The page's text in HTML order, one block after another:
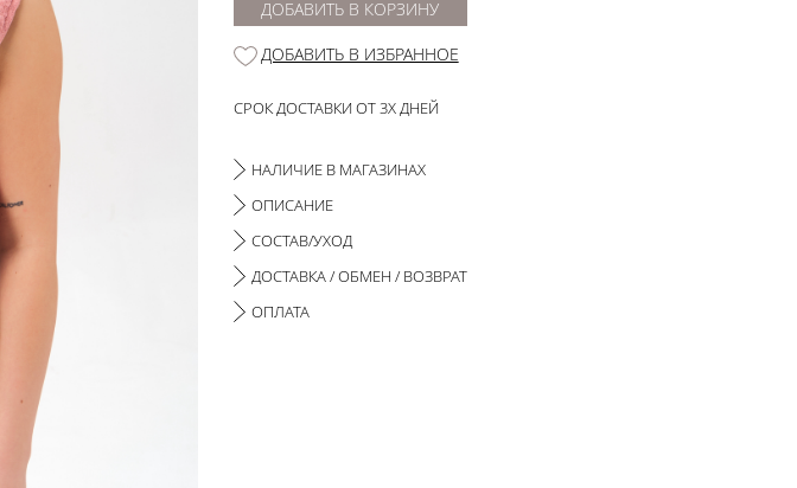
ДОБАВИТЬ В КОРЗИНУ
ДОБАВИТЬ В ИЗБРАННОЕ
СРОК ДОСТАВКИ ОТ 3Х ДНЕЙ
НАЛИЧИЕ В МАГАЗИНАХ
ОПИСАНИЕ
СОСТАВ/УХОД
ДОСТАВКА / ОБМЕН / ВОЗВРАТ
ОПЛАТА